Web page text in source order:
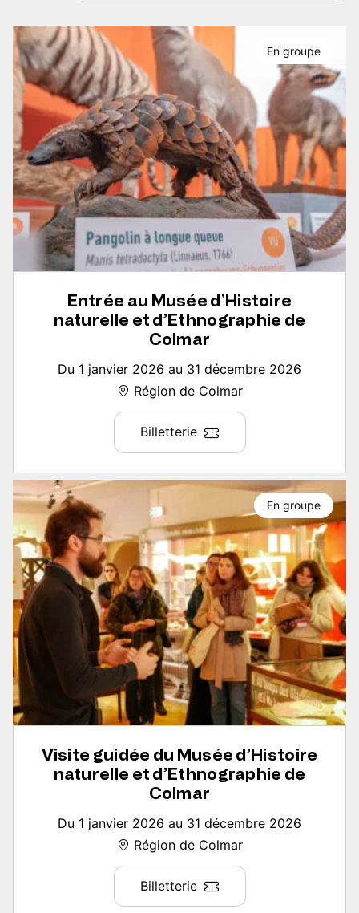
Entrée au Musée d’Histoire
naturelle et d’Ethnographie de
Colmar
Du 1 janvier 2026 au 31 décembre 2026
Région de Colmar
Billetterie
En groupe
Visite guidée du Musée d’Histoire
naturelle et d’Ethnographie de
Colmar
Du 1 janvier 2026 au 31 décembre 2026
Région de Colmar
Billetterie
En groupe